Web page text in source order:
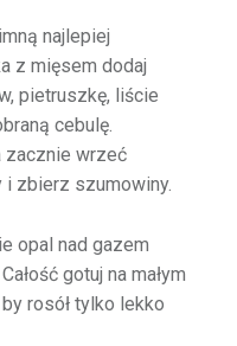
najlepiej
z mięsem dodaj
pietruszkę, liście
cebulę.
zacznie wrzeć
i zbierz szumowiny.
opal nad gazem
gotuj na małym
rosół tylko lekko